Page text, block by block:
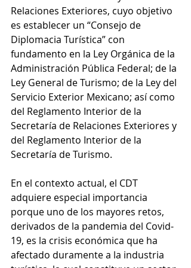
Relaciones Exteriores, cuyo objetivo
es establecer un “Consejo de
Diplomacia Turística” con
fundamento en la Ley Orgánica de la
Administración Pública Federal; de la
Ley General de Turismo; de la Ley del
Servicio Exterior Mexicano; así como
del Reglamento Interior de la
Secretaría de Relaciones Exteriores y
del Reglamento Interior de la
Secretaría de Turismo.
En el contexto actual, el CDT
adquiere especial importancia
porque uno de los mayores retos,
derivados de la pandemia del Covid-
19, es la crisis económica que ha
afectado duramente a la industria